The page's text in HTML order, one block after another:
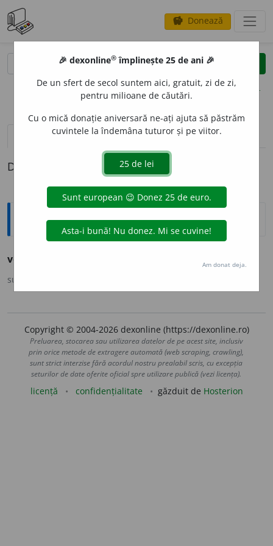
savings Donează
clear
opțiuni
definiții (1)
Definiția cu ID-ul 1165326:
Ortografice DOOM
voiajez
sursa:
Copyright © 2004-2026 dexonline (https://dexonline.ro)
Preluarea, stocarea sau utilizarea datelor de pe acest site, inclusiv
prin orice metode de extragere automată (web scraping, crawling),
sunt strict interzise fără acordul nostru prealabil scris, cu excepția
seturilor de date oferite oficial spre utilizare publică (vezi licența).
licență confidențialitate găzduit de Hosterion
🎉 dexonline® împlinește 25 de ani 🎉
De un sfert de secol suntem aici, gratuit, zi de zi,
pentru milioane de căutări.
Cu o mică donație aniversară ne-ați ajuta să păstrăm
cuvintele la îndemâna tuturor și pe viitor.
Am donat deja.